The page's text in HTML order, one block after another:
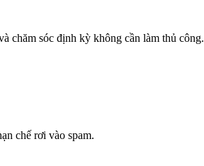
chăm sóc định kỳ không cần làm thủ công.
chế rơi vào spam.